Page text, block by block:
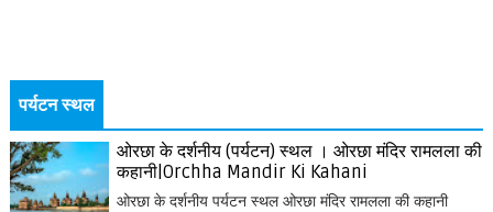
पर्यटन स्थल
ओरछा के दर्शनीय (पर्यटन) स्थल । ओरछा मंदिर रामलला की
कहानी|Orchha Mandir Ki Kahani
ओरछा के दर्शनीय पर्यटन स्थल ओरछा मंदिर रामलला की कहानी